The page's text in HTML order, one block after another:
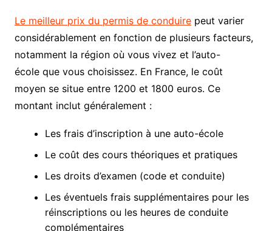
Le meilleur prix du permis de conduirepeut varier
considérablement en fonction de plusieurs facteurs,
notamment la région où vous vivez et l’auto-
école que vous choisissez. En France, le coût
moyen se situe entre 1200 et 1800 euros. Ce
montant inclut généralement :
Les frais d’inscription à une auto-école
Le coût des cours théoriques et pratiques
Les droits d’examen (code et conduite)
Les éventuels frais supplémentaires pour les
réinscriptions ou les heures de conduite
complémentaires